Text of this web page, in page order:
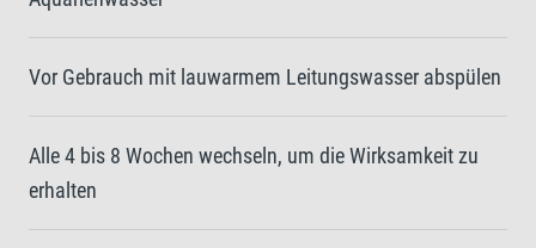
Vor Gebrauch mit lauwarmem Leitungswasser abspülen
Alle 4 bis 8 Wochen wechseln, um die Wirksamkeit zu
erhalten